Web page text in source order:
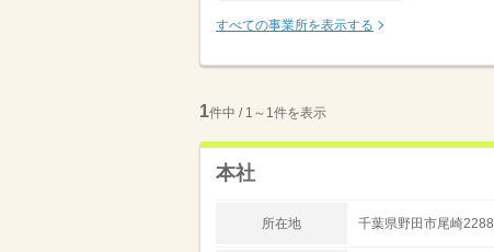
すべての事業所を表示する
1件中 / 1～1件を表示
本社
所在地 千葉県野田市尾崎2288